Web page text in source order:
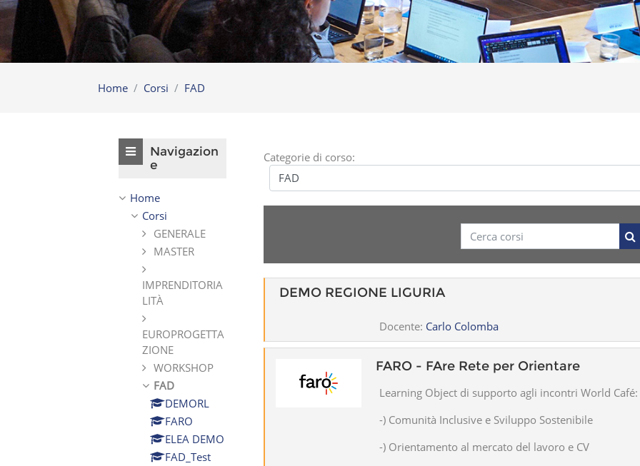
Home Corsi FAD
Categorie di corso:
Cerca corsi
DEMO REGIONE LIGURIA
Docente: Carlo Colomba
FARO - FAre Rete per Orientare
Learning Object di supporto agli incontri World
-) Comunità Inclusive e Sviluppo Sostenibile
-) Orientamento al mercato del lavoro e CV
Navigazion
e
Home
Corsi
GENERALE
MASTER
IMPRENDITORIA
LITÀ
EUROPROGETTA
ZIONE
WORKSHOP
FAD
DEMORL
FARO
ELEA DEMO
FAD_Test